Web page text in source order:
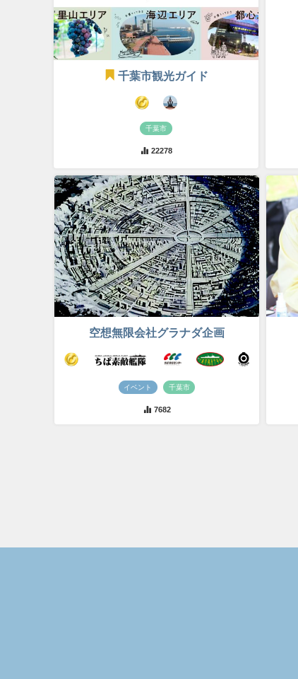
千葉市観光ガイド
千葉市
22278
空想無限会社グラナダ企画
イベント 千葉市
7682